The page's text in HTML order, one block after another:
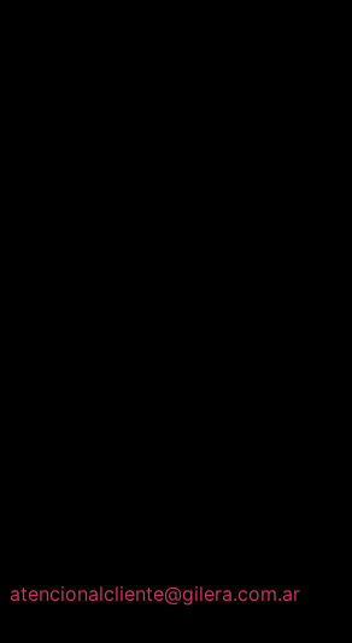
atencionalcliente@gilera.com.ar